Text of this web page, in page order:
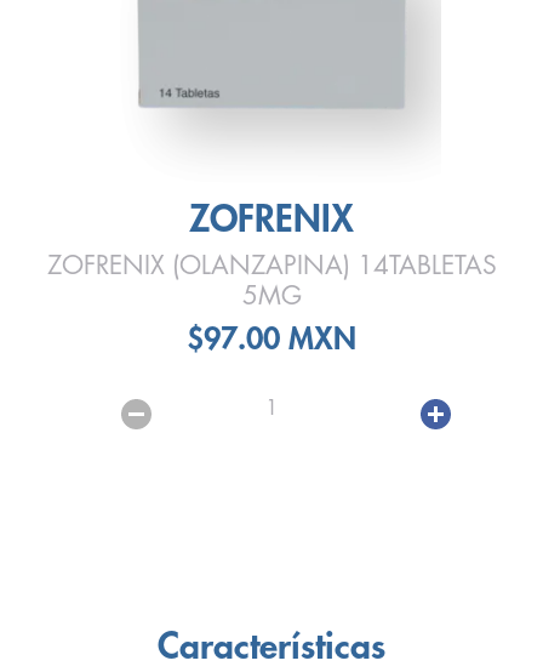
ZOFRENIX
ZOFRENIX (OLANZAPINA) 14TABLETAS
5MG
$97.00 MXN
1
Características